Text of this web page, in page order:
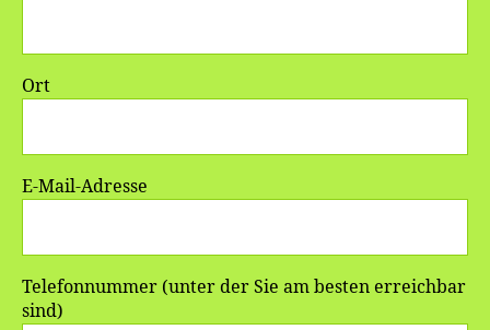
Ort
E-Mail-Adresse
Telefonnummer (unter der Sie am besten erreichbar
sind)